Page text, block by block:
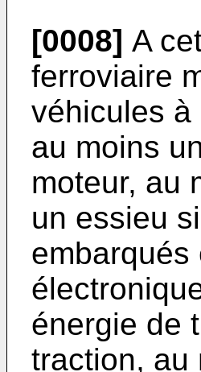
[0008] A
ferroviaire
véhicules à
au moins
moteur, au
un essieu
embarqués
énergie de
traction, au